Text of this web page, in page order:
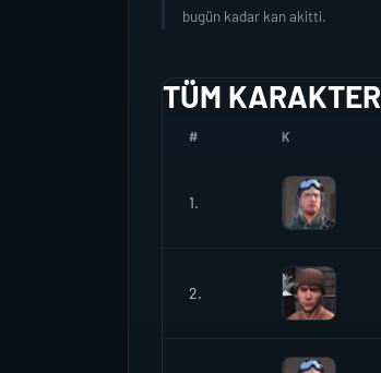
bugün kadar kan akitti.
TÜM
# K
1.
2.